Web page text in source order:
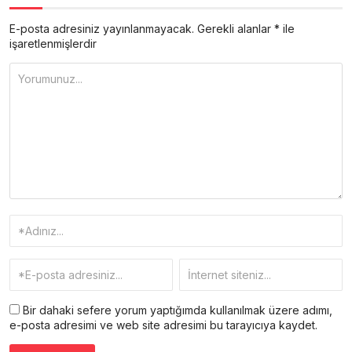
E-posta adresiniz yayınlanmayacak. Gerekli alanlar * ile
işaretlenmişlerdir
Bir dahaki sefere yorum yaptığımda kullanılmak üzere adımı,
e-posta adresimi ve web site adresimi bu tarayıcıya kaydet.